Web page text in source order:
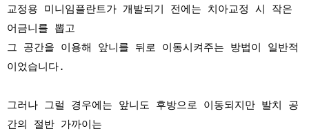
교정용 미니임플란트가 개발되기 전에는 치아교정 시 작은
어금니를 뽑고
그 공간을 이용해 앞니를 뒤로 이동시켜주는 방법이 일반적
이었습니다.
그러나 그럴 경우에는 앞니도 후방으로 이동되지만 발치 공
간의 절반 가까이는